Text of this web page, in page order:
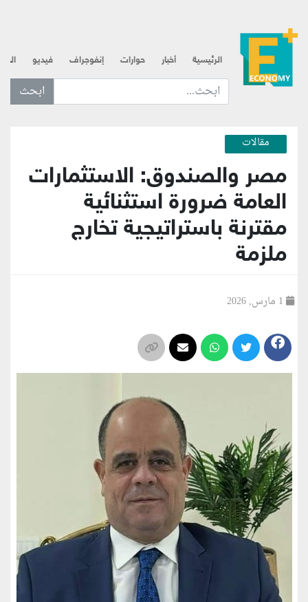
الرئيسية أخبار حوارات إنفوجراف فيديو
ابحث عن... :
مقالات
مصر والصندوق: الاستثمارات
العامة ضرورة استثنائية
مقترنة باستراتيجية تخارج
ملزمة